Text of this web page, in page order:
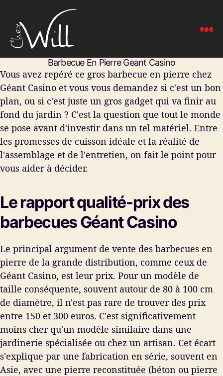
-
Restaurant
Drive-
Menu
Barbecue En Pierre Geant Casino
Vous avez repéré ce gros barbecue en pierre chez
Géant Casino et vous vous demandez si c'est un bon
plan, ou si c'est juste un gros gadget qui va finir au
fond du jardin ? C'est la question que tout le monde
se pose avant d'investir dans un tel matériel. Entre
les promesses de cuisson idéale et la réalité de
l'assemblage et de l'entretien, on fait le point pour
vous aider à décider.
Le rapport qualité-prix des
barbecues Géant Casino
Le principal argument de vente des barbecues en
pierre de la grande distribution, comme ceux de
Géant Casino, est leur prix. Pour un modèle de
taille conséquente, souvent autour de 80 à 100 cm
de diamètre, il n'est pas rare de trouver des prix
entre 150 et 300 euros. C'est significativement
moins cher qu'un modèle similaire dans une
jardinerie spécialisée ou chez un artisan. Cet écart
s'explique par une fabrication en série, souvent en
Asie, avec une pierre reconstituée (béton ou pierre